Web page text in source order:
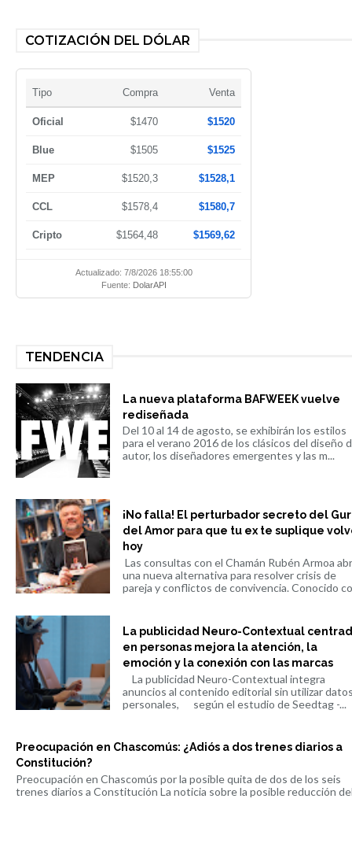
COTIZACIÓN DEL DÓLAR
Tipo Compra Venta
Oficial $1470 $1520
Blue $1505 $1525
MEP $1520,3 $1528,1
CCL $1578,4 $1580,7
Cripto $1564,48 $1569,62
Actualizado: 7/8/2026 18:55:00
Fuente: DolarAPI
TENDENCIA
La nueva plataforma BAFWEEK vuelve
rediseñada
Del 10 al 14 de agosto, se exhibirán los estilos
para el verano 2016 de los clásicos del diseño
autor, los diseñadores emergentes y las m...
¡No falla! El perturbador secreto del
del Amor para que tu ex te suplique
hoy
Las consultas con el Chamán Rubén Armoa
una nueva alternativa para resolver crisis de
pareja y conflictos de convivencia. Conocido
La publicidad Neuro-Contextual
en personas mejora la atención, la
emoción y la conexión con las marcas
La publicidad Neuro-Contextual integra
anuncios al contenido editorial sin utilizar
personales, según el estudio de Seedtag -...
Preocupación en Chascomús: ¿Adiós a dos trenes diarios a
Constitución?
Preocupación en Chascomús por la posible quita de dos de los seis
trenes diarios a Constitución La noticia sobre la posible reducción